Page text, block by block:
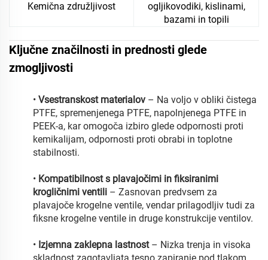
Kemična združljivost
ogljikovodiki, kislinami,
bazami in topili
Ključne značilnosti in prednosti glede
zmogljivosti
• Vsestranskost materialov – Na voljo v obliki čistega
PTFE, spremenjenega PTFE, napolnjenega PTFE in
PEEK-a, kar omogoča izbiro glede odpornosti proti
kemikalijam, odpornosti proti obrabi in toplotne
stabilnosti.
• Kompatibilnost s plavajočimi in fiksiranimi
krogličnimi ventili – Zasnovan predvsem za
plavajoče krogelne ventile, vendar prilagodljiv tudi za
fiksne krogelne ventile in druge konstrukcije ventilov.
• Izjemna zaklepna lastnost – Nizka trenja in visoka